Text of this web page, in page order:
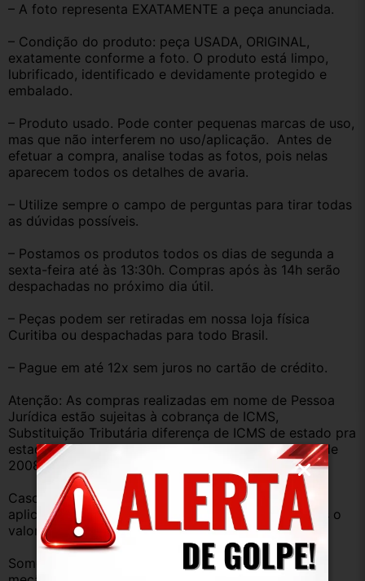
– A foto representa EXATAMENTE a peça anunciada.
– Condição do produto: peça USADA, ORIGINAL,
exatamente conforme a foto. O produto está limpo,
lubrificado, identificado e devidamente protegido e
embalado.
– Produto usado. Pode conter pequenas marcas de uso,
mas que não interferem no uso/aplicação.  Antes de
efetuar a compra, analise todas as fotos, pois nelas
aparecem todos os detalhes de avaria.
– Utilize sempre o campo de perguntas para tirar todas
as dúvidas possíveis.
– Postamos os produtos todos os dias de segunda a
sexta-feira até às 13:30h. Compras após às 14h serão
despachadas no próximo dia útil.
– Peças podem ser retiradas em nossa loja física
Curitiba ou despachadas para todo Brasil.
– Pague em até 12x sem juros no cartão de crédito.
Atenção: As compras realizadas em nome de Pessoa
Jurídica estão sujeitas à cobrança de ICMS,
Substituição Tributária diferença de ICMS de estado pra
estado conforme Protocolo ICMS 41, de 4 de abril de
2008.
Caso você tenha dúvidas sobre o percentual a ser
aplicado, nos consulte através do campo perguntas o
valor que será acrescentado.
Somos uma empresa com amplo estoque de peças